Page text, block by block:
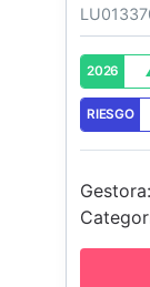
2026
RIESGO
Gestora: